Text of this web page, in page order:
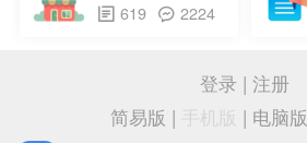
619 2224
登录 | 注册
简易版 | 手机版 | 电脑版